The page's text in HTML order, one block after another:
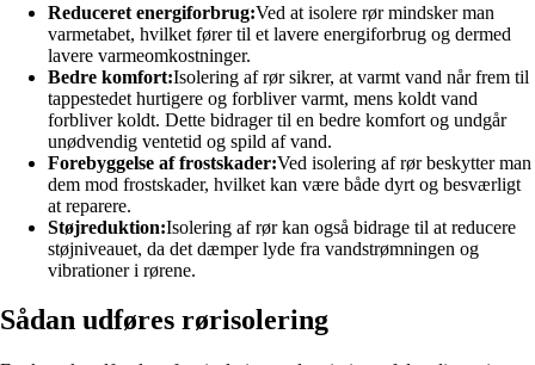
Reduceret energiforbrug:Ved at isolere rør mindsker man
varmetabet, hvilket fører til et lavere energiforbrug og dermed
lavere varmeomkostninger.
Bedre komfort:Isolering af rør sikrer, at varmt vand når frem til
tappestedet hurtigere og forbliver varmt, mens koldt vand
forbliver koldt. Dette bidrager til en bedre komfort og undgår
unødvendig ventetid og spild af vand.
Forebyggelse af frostskader:Ved isolering af rør beskytter man
dem mod frostskader, hvilket kan være både dyrt og besværligt
at reparere.
Støjreduktion:Isolering af rør kan også bidrage til at reducere
støjniveauet, da det dæmper lyde fra vandstrømningen og
vibrationer i rørene.
Sådan udføres rørisolering